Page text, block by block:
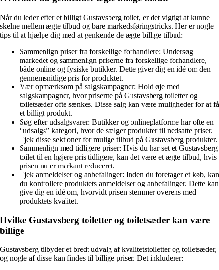
Når du leder efter et billigt Gustavsberg toilet, er det vigtigt at kunne
skelne mellem ægte tilbud og bare markedsføringstricks. Her er nogle
tips til at hjælpe dig med at genkende de ægte billige tilbud:
Sammenlign priser fra forskellige forhandlere: Undersøg
markedet og sammenlign priserne fra forskellige forhandlere,
både online og fysiske butikker. Dette giver dig en idé om den
gennemsnitlige pris for produktet.
Vær opmærksom på salgskampagner: Hold øje med
salgskampagner, hvor priserne på Gustavsberg toiletter og
toiletsæder ofte sænkes. Disse salg kan være muligheder for at få
et billigt produkt.
Søg efter udsalgsvarer: Butikker og onlineplatforme har ofte en
“udsalgs” kategori, hvor de sælger produkter til nedsatte priser.
Tjek disse sektioner for mulige tilbud på Gustavsberg produkter.
Sammenlign med tidligere priser: Hvis du har set et Gustavsberg
toilet til en højere pris tidligere, kan det være et ægte tilbud, hvis
prisen nu er markant reduceret.
Tjek anmeldelser og anbefalinger: Inden du foretager et køb, kan
du kontrollere produktets anmeldelser og anbefalinger. Dette kan
give dig en idé om, hvorvidt prisen stemmer overens med
produktets kvalitet.
Hvilke Gustavsberg toiletter og toiletsæder kan være
billige
Gustavsberg tilbyder et bredt udvalg af kvalitetstoiletter og toiletsæder,
og nogle af disse kan findes til billige priser. Det inkluderer: